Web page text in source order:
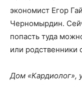
экономист Егор
Черномырдин.
попасть туда
или родственники
Дом «Кардиолог»,